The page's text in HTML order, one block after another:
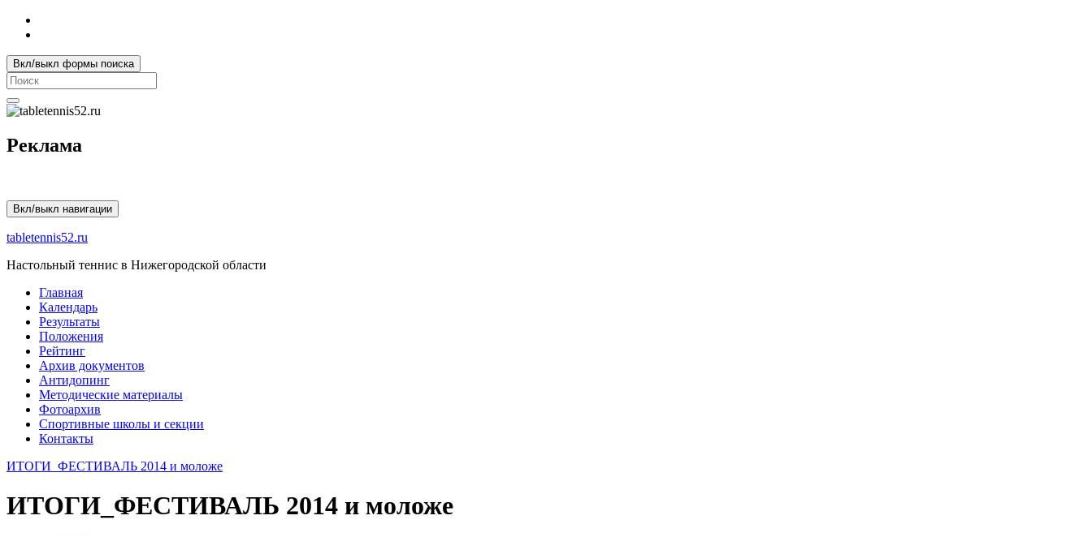
Вкл/выкл формы поиска
Search
for:
Реклама
Вкл/выкл навигации
tabletennis52.ru
Настольный теннис в Нижегородской области
Главная
Календарь
Результаты
Положения
Рейтинг
Архив документов
Антидопинг
Методические материалы
Фотоархив
Спортивные школы и секции
Контакты
ИТОГИ_ФЕСТИВАЛЬ 2014 и моложе
ИТОГИ_ФЕСТИВАЛЬ 2014 и моложе